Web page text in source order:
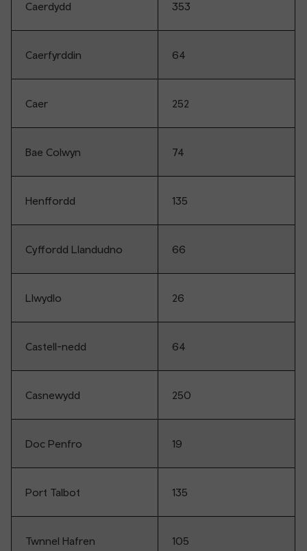
Caerdydd 353
Caerfyrddin 64
Caer 252
Bae Colwyn 74
Henffordd 135
Cyffordd Llandudno 66
Llwydlo 26
Castell-nedd 64
Casnewydd 250
Doc Penfro 19
Port Talbot 135
Twnnel Hafren 105